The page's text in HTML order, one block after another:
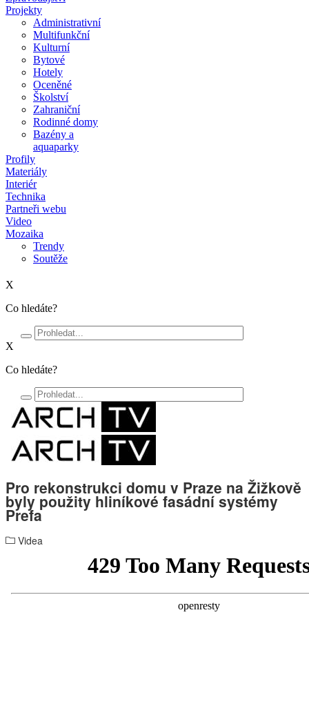
Projekty
Administrativní
Multifunkční
Kulturní
Bytové
Hotely
Oceněné
Školství
Zahraniční
Rodinné domy
Bazény a
aquaparky
Profily
Materiály
Interiér
Technika
Partneři webu
Video
Mozaika
Trendy
Soutěže
X
Co hledáte?
X
Co hledáte?
Pro rekonstrukci domu v Praze na Žižkově
byly použity hliníkové fasádní systémy
Prefa
Videa